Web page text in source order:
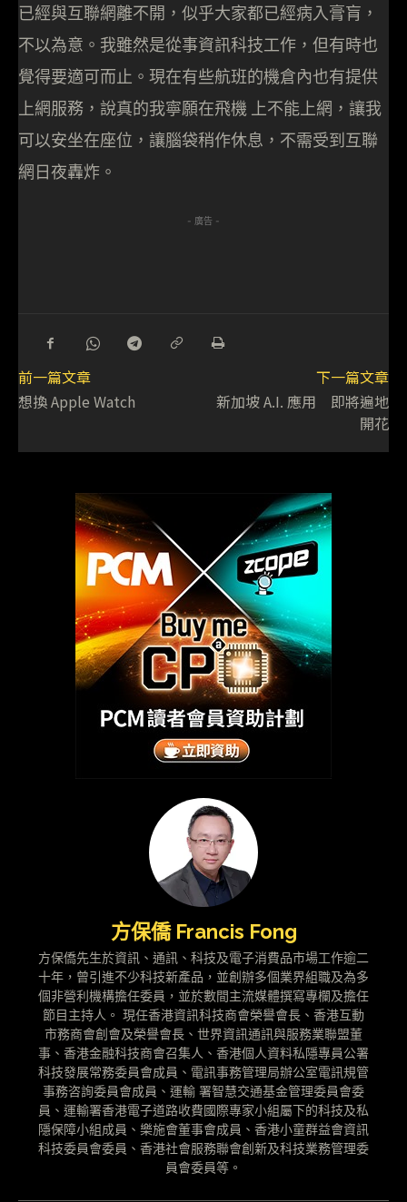
已經與互聯網離不開，似乎大家都已經病入膏肓，
不以為意。我雖然是從事資訊科技工作，但有時也
覺得要適可而止。現在有些航班的機倉內也有提供
上網服務，說真的我寧願在飛機 上不能上網，讓我
可以安坐在座位，讓腦袋稍作休息，不需受到互聯
網日夜轟炸。
- 廣告 -
前一篇文章
想換 Apple Watch
下一篇文章
新加坡 A.I. 應用 即將遍地
開花
方保僑 Francis Fong
方保僑先生於資訊、通訊、科技及電子消費品市場工作逾二
十年，曾引進不少科技新產品，並創辦多個業界組職及為多
個非營利機構擔任委員，並於數間主流媒體撰寫專欄及擔任
節目主持人。 現任香港資訊科技商會榮譽會長、香港互動
市務商會創會及榮譽會長、世界資訊通訊與服務業聯盟董
事、香港金融科技商會召集人、香港個人資料私隱專員公署
科技發展常務委員會成員、電訊事務管理局辦公室電訊規管
事務咨詢委員會成員、運輸 署智慧交通基金管理委員會委
員、運輸署香港電子道路收費國際專家小組屬下的科技及私
隱保障小組成員、樂施會董事會成員、香港小童群益會資訊
科技委員會委員、香港社會服務聯會創新及科技業務管理委
員會委員等。